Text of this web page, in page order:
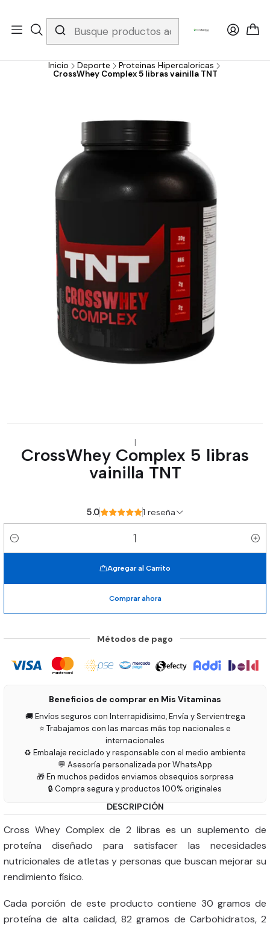
Whatsapp 3229079958/ Fijo 6019251796 / Envios a todo el país y
gratis apartir de 199.000!
Inicio Deporte
Proteinas Hipercaloricas
CrossWhey Complex 5 libras vainilla TNT
|
CrossWhey Complex 5 libras
vainilla TNT
5.0 1 reseña
Cantidad
Agregar al Carrito
Comprar ahora
Métodos de pago
Beneficios de comprar en Mis Vitaminas
🚚 Envíos seguros con Interrapidísimo, Envía y Servientrega
⭐ Trabajamos con las marcas más top nacionales e
internacionales
♻️ Embalaje reciclado y responsable con el medio ambiente
💬 Asesoría personalizada por WhatsApp
🎁 En muchos pedidos enviamos obsequios sorpresa
🔒 Compra segura y productos 100% originales
DESCRIPCIÓN
Cross Whey Complex de 2 libras es un suplemento de
proteína diseñado para satisfacer las necesidades
nutricionales de atletas y personas que buscan mejorar su
rendimiento físico.
Cada porción de este producto contiene 30 gramos de
proteína de alta calidad, 82 gramos de Carbohidratos, 2